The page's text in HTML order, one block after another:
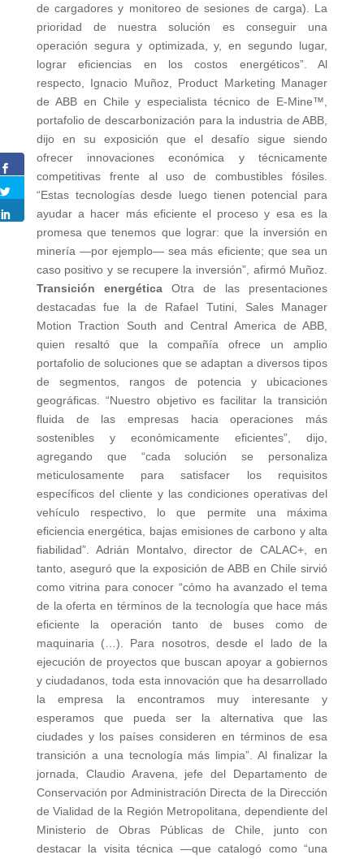
de cargadores y monitoreo de sesiones de carga). La
prioridad de nuestra solución es conseguir una
operación segura y optimizada, y, en segundo lugar,
lograr eficiencias en los costos energéticos”. Al
respecto, Ignacio Muñoz, Product Marketing Manager
de ABB en Chile y especialista técnico de E-Mine™,
portafolio de descarbonización para la industria de ABB,
dijo en su exposición que el desafío sigue siendo
ofrecer innovaciones económica y técnicamente
competitivas frente al uso de combustibles fósiles.
“Estas tecnologías desde luego tienen potencial para
ayudar a hacer más eficiente el proceso y esa es la
promesa que tenemos que lograr: que la inversión en
minería —por ejemplo— sea más eficiente; que sea un
caso positivo y se recupere la inversión”, afirmó Muñoz.
Transición energéticaOtra de las presentaciones
destacadas fue la de Rafael Tutini, Sales Manager
Motion Traction South and Central America de ABB,
quien resaltó que la compañía ofrece un amplio
portafolio de soluciones que se adaptan a diversos tipos
de segmentos, rangos de potencia y ubicaciones
geográficas. “Nuestro objetivo es facilitar la transición
fluida de las empresas hacia operaciones más
sostenibles y económicamente eficientes”, dijo,
agregando que “cada solución se personaliza
meticulosamente para satisfacer los requisitos
específicos del cliente y las condiciones operativas del
vehículo respectivo, lo que permite una máxima
eficiencia energética, bajas emisiones de carbono y alta
fiabilidad”. Adrián Montalvo, director de CALAC+, en
tanto, aseguró que la exposición de ABB en Chile sirvió
como vitrina para conocer “cómo ha avanzado el tema
de la oferta en términos de la tecnología que hace más
eficiente la operación tanto de buses como de
maquinaria (…). Para nosotros, desde el lado de la
ejecución de proyectos que buscan apoyar a gobiernos
y ciudadanos, toda esta innovación que ha desarrollado
la empresa la encontramos muy interesante y
esperamos que pueda ser la alternativa que las
ciudades y los países consideren en términos de esa
transición a una tecnología más limpia”. Al finalizar la
jornada, Claudio Aravena, jefe del Departamento de
Conservación por Administración Directa de la Dirección
de Vialidad de la Región Metropolitana, dependiente del
Ministerio de Obras Públicas de Chile, junto con
destacar la visita técnica —que catalogó como “una